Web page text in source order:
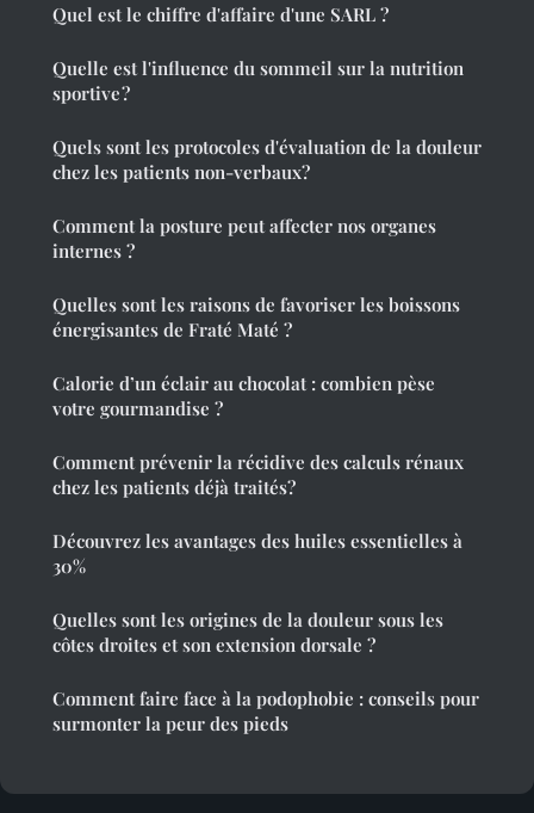
Quel est le chiffre d'affaire d'une SARL ?
Quelle est l'influence du sommeil sur la nutrition
sportive ?
Quels sont les protocoles d'évaluation de la douleur
chez les patients non-verbaux?
Comment la posture peut affecter nos organes
internes ?
Quelles sont les raisons de favoriser les boissons
énergisantes de Fraté Maté ?
Calorie d’un éclair au chocolat : combien pèse
votre gourmandise ?
Comment prévenir la récidive des calculs rénaux
chez les patients déjà traités?
Découvrez les avantages des huiles essentielles à
30%
Quelles sont les origines de la douleur sous les
côtes droites et son extension dorsale ?
Comment faire face à la podophobie : conseils pour
surmonter la peur des pieds